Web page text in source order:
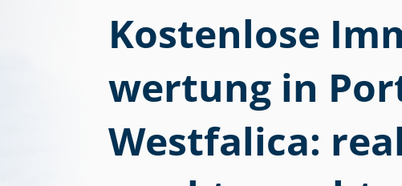
Kostenlose
wer­tung in
Westfalica: